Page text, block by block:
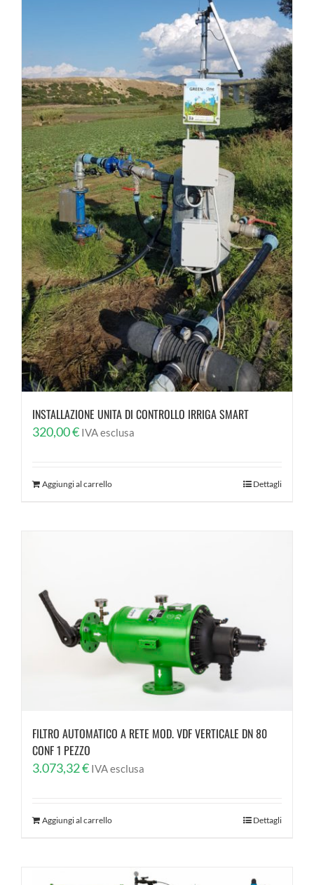
INSTALLAZIONE UNITA DI CONTROLLO IRRIGA SMART
320,00€ IVA esclusa
Aggiungi al carrello Dettagli
FILTRO AUTOMATICO A RETE MOD. VDF VERTICALE DN 80
CONF 1 PEZZO
3.073,32€ IVA esclusa
Aggiungi al carrello Dettagli